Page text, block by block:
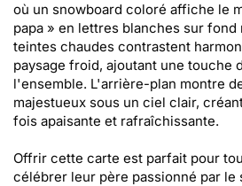
où un snowboard coloré affiche le
papa » en lettres blanches sur fond
teintes chaudes contrastent
paysage froid, ajoutant une touche
l'ensemble. L'arrière-plan montre
majestueux sous un ciel clair,
fois apaisante et rafraîchissante.
Offrir cette carte est parfait pour
célébrer leur père passionné par le